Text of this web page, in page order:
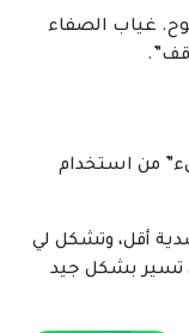
غياب الصفاء
من استخدام
أقل، وتشكل لي
تسير بشكل جيد